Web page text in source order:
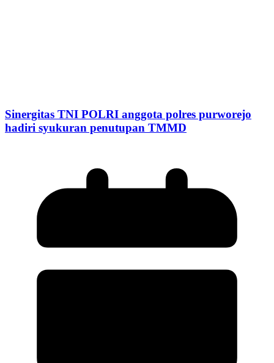
Sinergitas TNI POLRI anggota polres purworejo
hadiri syukuran penutupan TMMD